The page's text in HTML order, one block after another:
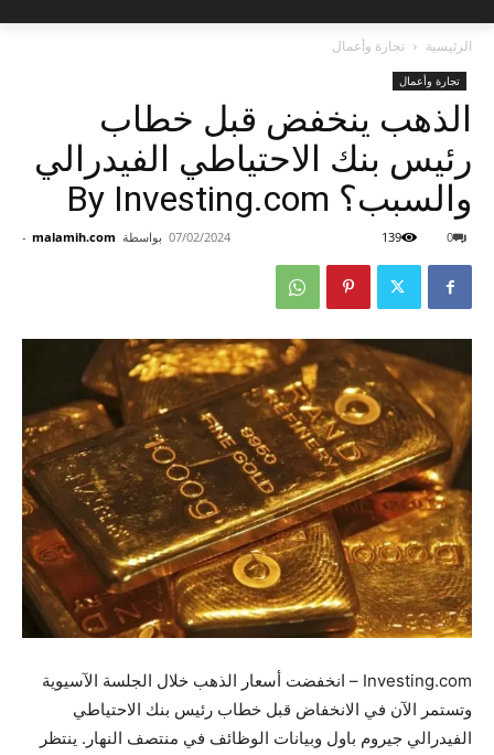
الرئيسية تجارة وأعمال
تجارة وأعمال
الذهب ينخفض ​​قبل خطاب
رئيس بنك الاحتياطي الفيدرالي
والسبب؟ By Investing.com
بواسطة malamih.com
- 07/02/2024 0
139
Investing.com – انخفضت أسعار الذهب خلال الجلسة الآسيوية
وتستمر الآن في الانخفاض قبل خطاب رئيس بنك الاحتياطي
الفيدرالي جيروم باول وبيانات الوظائف في منتصف النهار. ينتظر